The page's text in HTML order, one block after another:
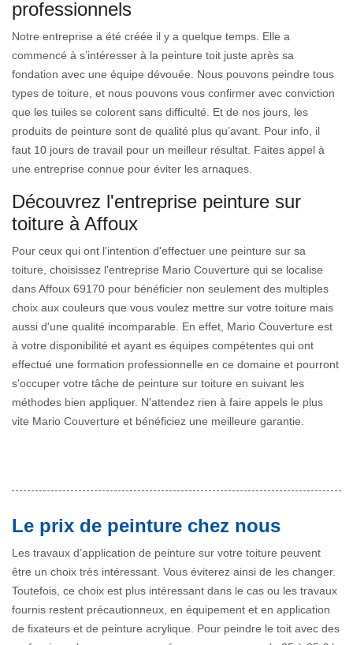
professionnels
Notre entreprise a été créée il y a quelque temps. Elle a
commencé à s’intéresser à la peinture toit juste après sa
fondation avec une équipe dévouée. Nous pouvons peindre tous
types de toiture, et nous pouvons vous confirmer avec conviction
que les tuiles se colorent sans difficulté. Et de nos jours, les
produits de peinture sont de qualité plus qu’avant. Pour info, il
faut 10 jours de travail pour un meilleur résultat. Faites appel à
une entreprise connue pour éviter les arnaques.
Découvrez l'entreprise peinture sur
toiture à Affoux
Pour ceux qui ont l'intention d'effectuer une peinture sur sa
toiture, choisissez l'entreprise Mario Couverture qui se localise
dans Affoux 69170 pour bénéficier non seulement des multiples
choix aux couleurs que vous voulez mettre sur votre toiture mais
aussi d'une qualité incomparable. En effet, Mario Couverture est
à votre disponibilité et ayant es équipes compétentes qui ont
effectué une formation professionnelle en ce domaine et pourront
s'occuper votre tâche de peinture sur toiture en suivant les
méthodes bien appliquer. N'attendez rien à faire appels le plus
vite Mario Couverture et bénéficiez une meilleure garantie.
Le prix de peinture chez nous
Les travaux d’application de peinture sur votre toiture peuvent
être un choix très intéressant. Vous éviterez ainsi de les changer.
Toutefois, ce choix est plus intéressant dans le cas ou les travaux
fournis restent précautionneux, en équipement et en application
de fixateurs et de peinture acrylique. Pour peindre le toit avec des